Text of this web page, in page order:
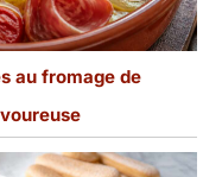
au fromage de